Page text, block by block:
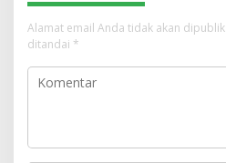
Alamat email Anda tidak akan
ditandai *